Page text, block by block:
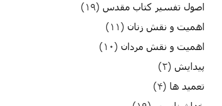
اصول تفسیر کتاب مقدس (۱۹)
اهمیت و نقش زنان (۱۱)
اهمیت و نقش مردان (۱۰)
پیدایش (۲)
تعمید ها (۴)